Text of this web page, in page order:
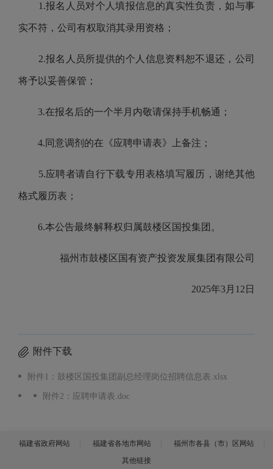
1.报名人员对个人填报信息的真实性负责，如与事
实不符，公司有权取消其录用资格；
2.报名人员所提供的个人信息资料恕不退还，公司
将予以妥善保管；
3.在报名后的一个半月内敬请保持手机畅通；
4.同意调剂的在《应聘申请表》上备注；
5.应聘者请自行下载专用表格填写履历，谢绝其他
格式履历表；
6.本公告最终解释权归属鼓楼区国投集团。
福州市鼓楼区国有资产投资发展集团有限公司
2025年3月12 日
附件下载
附件1：鼓楼区国投集团副总经理岗位招聘信息表.xlsx
附件2：应聘申请表.doc
福建省政府网站 福建省各地市网站
福州市各县（市）区网站
其他链接